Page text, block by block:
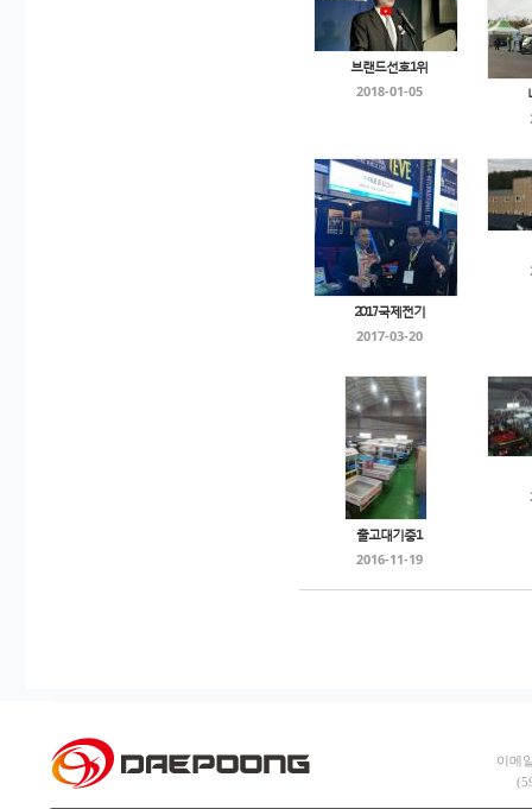
브랜드선호1위
2018-01-05
2017국제전기
2017-03-20
출고대기중1
2016-11-19
이메